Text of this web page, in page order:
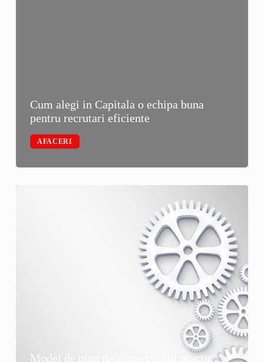
Cum alegi in Capitala o echipa buna
pentru recrutari eficiente
AFACERI
Model de plan de afaceri: ghid practic